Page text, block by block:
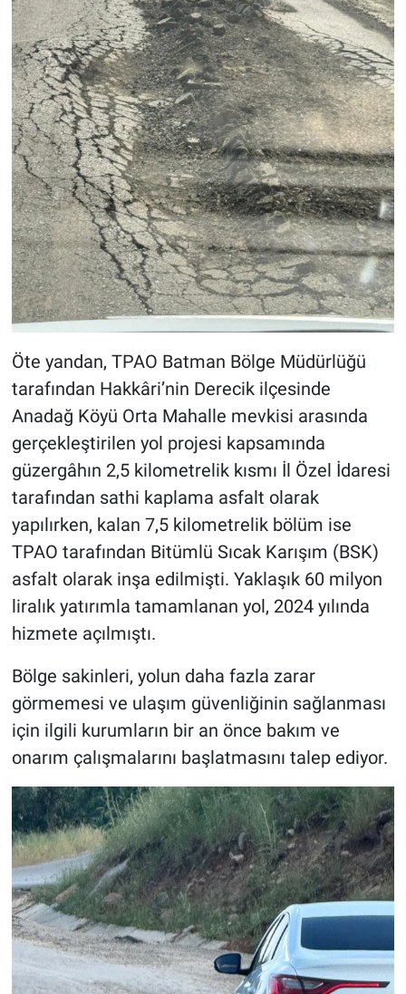
Öte yandan, TPAO Batman Bölge Müdürlüğü
tarafından Hakkâri’nin Derecik ilçesinde
Anadağ Köyü Orta Mahalle mevkisi arasında
gerçekleştirilen yol projesi kapsamında
güzergâhın 2,5 kilometrelik kısmı İl Özel İdaresi
tarafından sathi kaplama asfalt olarak
yapılırken, kalan 7,5 kilometrelik bölüm ise
TPAO tarafından Bitümlü Sıcak Karışım (BSK)
asfalt olarak inşa edilmişti. Yaklaşık 60 milyon
liralık yatırımla tamamlanan yol, 2024 yılında
hizmete açılmıştı.
Bölge sakinleri, yolun daha fazla zarar
görmemesi ve ulaşım güvenliğinin sağlanması
için ilgili kurumların bir an önce bakım ve
onarım çalışmalarını başlatmasını talep ediyor.